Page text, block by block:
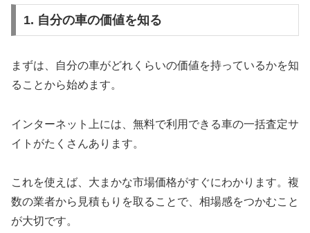
1. 自分の車の価値を知る
まずは、自分の車がどれくらいの価値を持っているかを知
ることから始めます。
インターネット上には、無料で利用できる車の一括査定サ
イトがたくさんあります。
これを使えば、大まかな市場価格がすぐにわかります。複
数の業者から見積もりを取ることで、相場感をつかむこと
が大切です。